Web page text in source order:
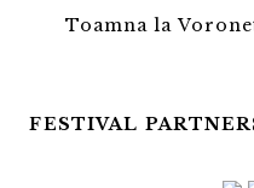
Toamna la
FESTIVAL